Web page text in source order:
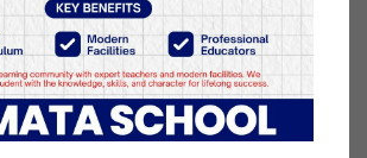
तपाईलाई कस्तो महसुस भयो
?